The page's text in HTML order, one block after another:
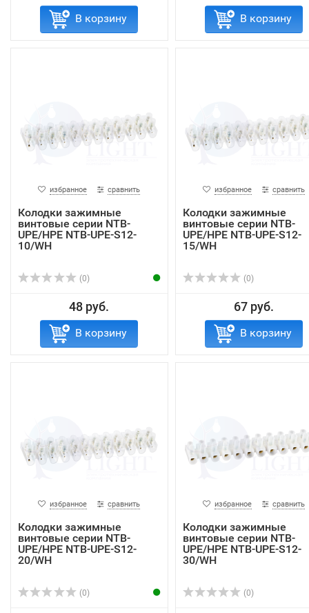
В корзину В корзину
избранное сравнить
Колодки зажимные
винтовые серии NTB-
UPE/HPE NTB-UPE-S12-
10/WH
(0)
48 руб.
В корзину
избранное сравнить
Колодки зажимные
винтовые серии NTB-
UPE/HPE NTB-UPE-S12-
15/WH
(0)
67 руб.
В корзину
избранное сравнить
Колодки зажимные
винтовые серии NTB-
UPE/HPE NTB-UPE-S12-
20/WH
(0)
избранное сравнить
Колодки зажимные
винтовые серии NTB-
UPE/HPE NTB-UPE-S12-
30/WH
(0)